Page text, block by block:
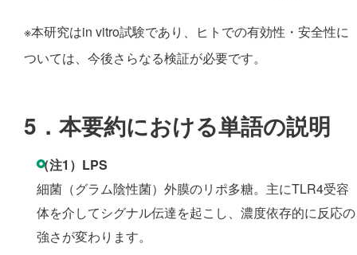
※本研究はin vitro試験であり、ヒトでの有効性・安全性に
ついては、今後さらなる検証が必要です。
5．本要約における単語の説明
（注1）LPS
細菌（グラム陰性菌）外膜のリポ多糖。主にTLR4受容
体を介してシグナル伝達を起こし、濃度依存的に反応の
強さが変わります。